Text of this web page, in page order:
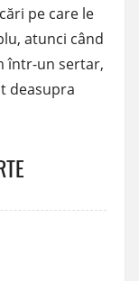
pe care le
atunci când
într-un sertar,
deasupra